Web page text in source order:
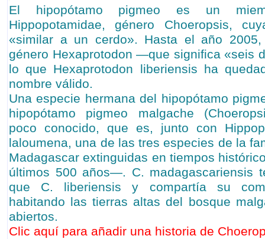
El hipopótamo pigmeo es un
Hippopotamidae, género Choeropsis,
«similar a un cerdo». Hasta el año
género Hexaprotodon —que significa «seis
lo que Hexaprotodon liberiensis ha
nombre válido.
Una especie hermana del hipopótamo
hipopótamo pigmeo malgache
poco conocido, que es, junto con
laloumena, una de las tres especies de la
Madagascar extinguidas en tiempos
últimos 500 años—. C. madagascariensis
que C. liberiensis y compartía su
habitando las tierras altas del bosque
abiertos.
Clic aquí para añadir una historia de